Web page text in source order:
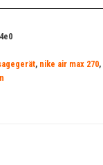
, nike air max 270,